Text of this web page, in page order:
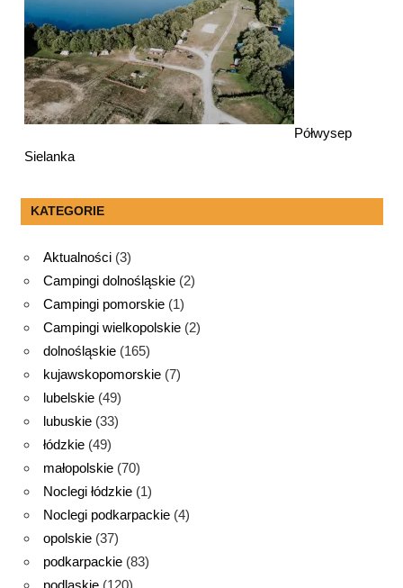
Półwysep
Sielanka
KATEGORIE
Aktualności (3)
Campingi dolnośląskie (2)
Campingi pomorskie (1)
Campingi wielkopolskie (2)
dolnośląskie (165)
kujawskopomorskie (7)
lubelskie (49)
lubuskie (33)
łódzkie (49)
małopolskie (70)
Noclegi łódzkie (1)
Noclegi podkarpackie (4)
opolskie (37)
podkarpackie (83)
podlaskie (120)